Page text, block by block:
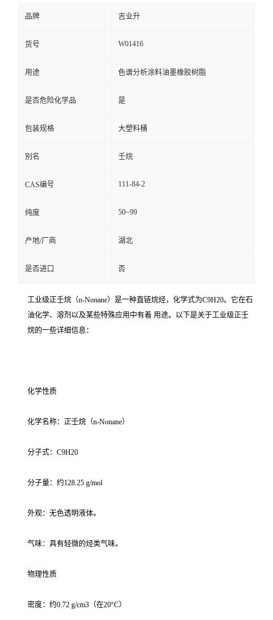
品牌 吉业升
货号 W01416
用途 色谱分析涂料油墨橡胶树脂
是否危险化学品 是
包装规格 大塑料桶
别名 壬烷
CAS编号 111-84-2
纯度 50~99
产地/厂商 湖北
是否进口 否
工业级正壬烷（n-Nonane）是一种直链烷烃，化学式为C9H20。它在石
油化学、溶剂以及某些特殊应用中有着 用途。以下是关于工业级正壬
烷的一些详细信息：
化学性质
化学名称：正壬烷（n-Nonane）
分子式：C9H20
分子量：约128.25 g/mol
外观：无色透明液体。
气味：具有轻微的烃类气味。
物理性质
密度：约0.72 g/cm3（在20°C）